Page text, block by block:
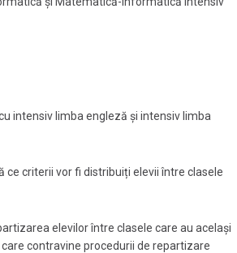
intensiv limba engleză și intensiv limba
criterii vor fi distribuiți elevii între clasele
elevilor între clasele care au același
contravine procedurii de repartizare